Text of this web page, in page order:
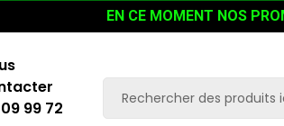
EN CE MOMENT NOS
99 72